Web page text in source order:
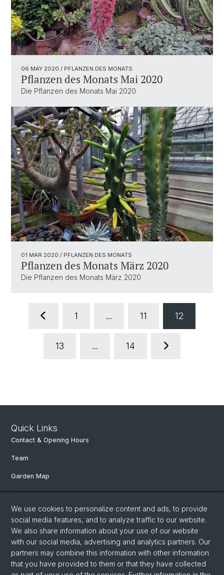
06 MAY 2020 / PFLANZEN DES MONATS
Pflanzen des Monats Mai 2020
Die Pflanzen des Monats Mai 2020
01 MAR 2020 / PFLANZEN DES MONATS
Pflanzen des Monats März 2020
Die Pflanzen des Monats März 2020
1 ... 11 12
13 ... 14
Quick Links
Contact & Opening Hours
Team
Garden Map
Department of Environmental Sciences
Herbaria Basel
Links
Social Media
We use cookies to personalize content and ads, to provide
social media features, and to analyze traffic to our website.
We also share information about your use of our website
with our social media, advertising and analytics partners. Our
partners may combine this information with other information
that you have provided to them or that they have collected